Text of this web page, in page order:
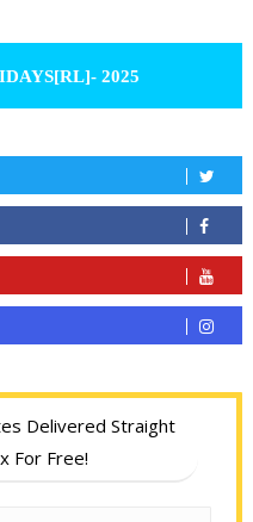
2025
Delivered Straight
For Free!